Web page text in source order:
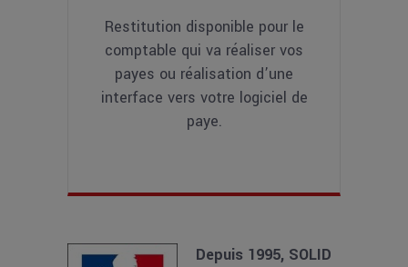
Restitution disponible pour le
comptable qui va réaliser vos
payes ou réalisation d’une
interface vers votre logiciel de
paye.
Depuis 1995, SOLID